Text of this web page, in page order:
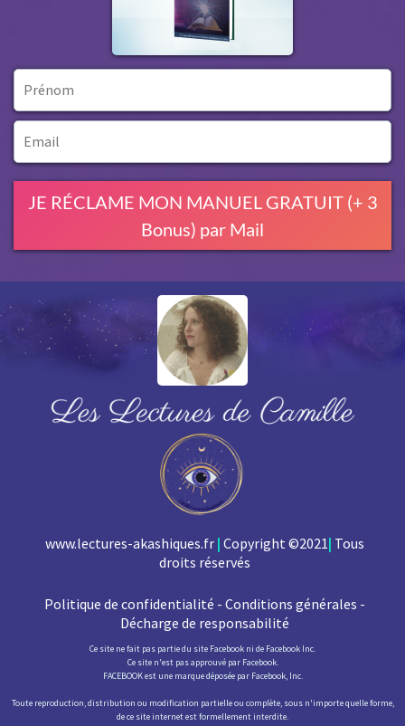
JE RÉCLAME MON MANUEL GRATUIT (+ 3
Bonus) par Mail
www.lectures-akashiques.fr | Copyright ©2021| Tous
droits réservés
Politique de confidentialité - Conditions générales -
Décharge de responsabilité
Ce site ne fait pas partie du site Facebook ni de Facebook Inc.
Ce site n'est pas approuvé par Facebook.
FACEBOOK est une marque déposée par Facebook, Inc.
Toute reproduction, distribution ou modification partielle ou complète, sous n'importe quelle forme,
de ce site internet est formellement interdite.